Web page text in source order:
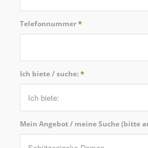
Telefonnummer*
Ich biete / suche:*
Mein Angebot / meine Suche (bitte